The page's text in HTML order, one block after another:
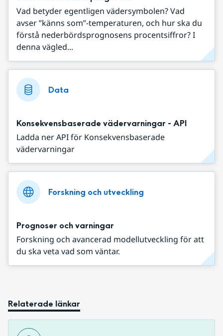
Vad betyder egentligen vädersymbolen? Vad
avser ”känns som”-temperaturen, och hur ska du
förstå nederbördsprognosens procentsiffror? I
denna vägled...
Data
Konsekvensbaserade vädervarningar - API
Ladda ner API för Konsekvensbaserade
vädervarningar
Forskning och utveckling
Prognoser och varningar
Forskning och avancerad modellutveckling för att
du ska veta vad som väntar.
Relaterade länkar